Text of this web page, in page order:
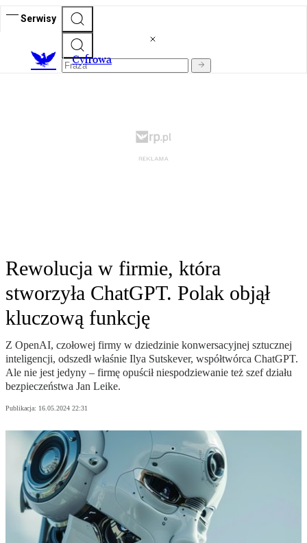
Serwisy
Cyfrowa
Rewolucja w firmie, która
stworzyła ChatGPT. Polak objął
kluczową funkcję
Z OpenAI, czołowej firmy w dziedzinie konwersacyjnej sztucznej
inteligencji, odszedł właśnie Ilya Sutskever, współtwórca ChatGPT.
Ale nie jest jedyny – firmę opuścił niespodziewanie też szef działu
bezpieczeństwa Jan Leike.
Publikacja: 16.05.2024 22:31